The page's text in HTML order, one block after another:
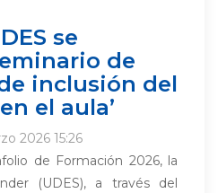
se
de
inclusión del
el aula’
2026 15:26
de Formación 2026, la
(UDES), a través del